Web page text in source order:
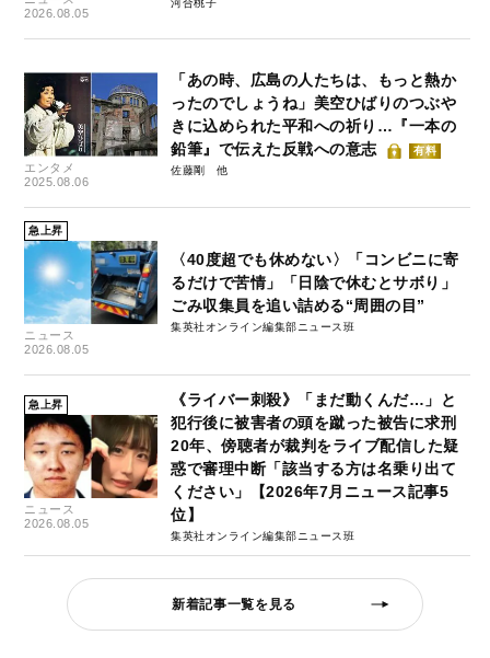
2026.08.05
河合桃子
エンタメ
2025.08.06
「あの時、広島の人たちは、もっと熱か
ったのでしょうね」美空ひばりのつぶや
きに込められた平和への祈り…『一本の
鉛筆』で伝えた反戦への意志
有料
佐藤剛
急上昇
ニュース
2026.08.05
〈40度超でも休めない〉「コンビニに寄
るだけで苦情」「日陰で休むとサボり」
ごみ収集員を追い詰める“周囲の目”
集英社オンライン編集部ニュース班
急上昇
ニュース
2026.08.05
《ライバー刺殺》「まだ動くんだ…」と
犯行後に被害者の頭を蹴った被告に求刑
20年、傍聴者が裁判をライブ配信した疑
惑で審理中断「該当する方は名乗り出て
ください」【2026年7月ニュース記事5
位】
集英社オンライン編集部ニュース班
新着記事一覧を見る